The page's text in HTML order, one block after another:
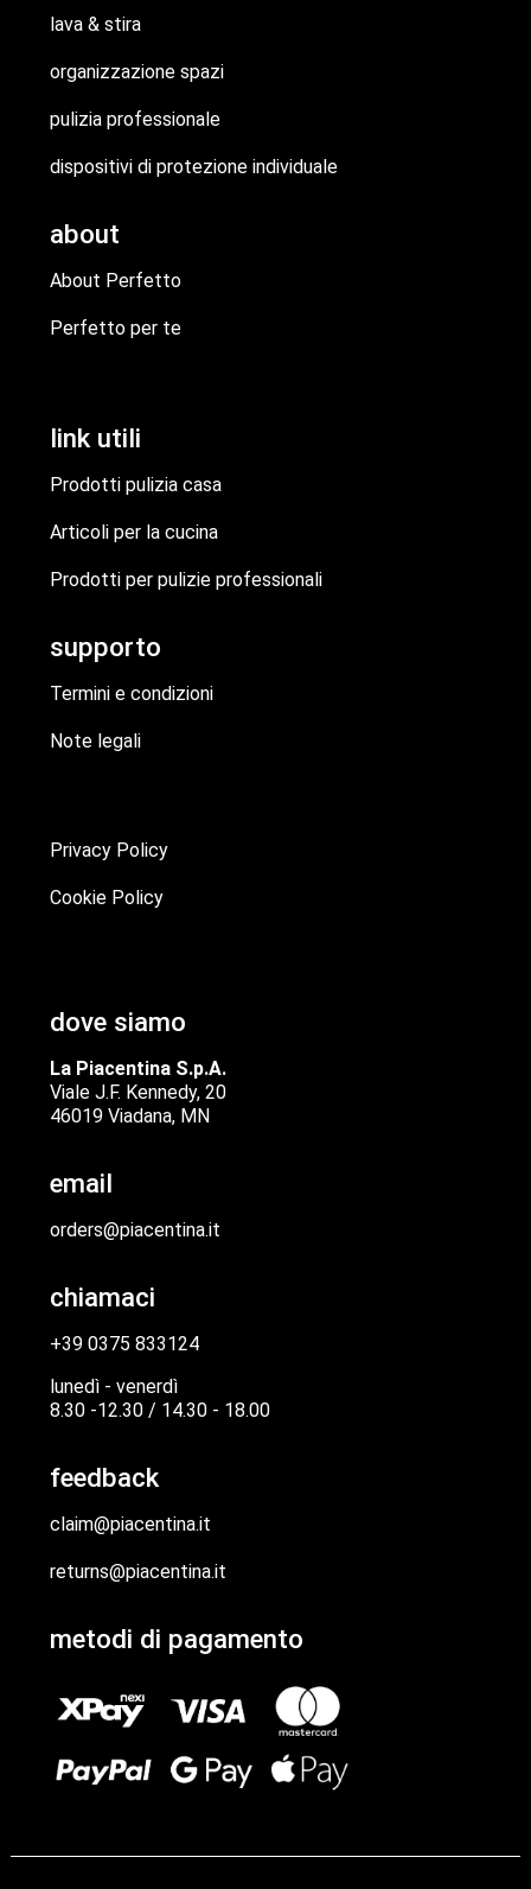
lava & stira
organizzazione spazi
pulizia professionale
dispositivi di protezione individuale
about
About Perfetto
Perfetto per te
link utili
Prodotti pulizia casa
Articoli per la cucina
Prodotti per pulizie professionali
supporto
Termini e condizioni
Note legali
Privacy Policy
Cookie Policy
dove siamo
La Piacentina S.p.A.
Viale J.F. Kennedy, 20
46019 Viadana, MN
email
orders@piacentina.it
chiamaci
+39 0375 833124
lunedì - venerdì
8.30 -12.30 / 14.30 - 18.00
feedback
claim@piacentina.it
returns@piacentina.it
metodi di pagamento